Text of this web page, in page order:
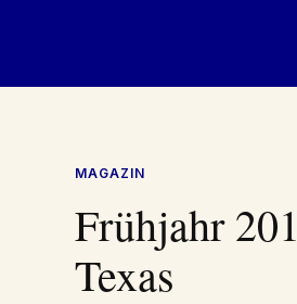
MAGAZIN
Frühjahr
Texas